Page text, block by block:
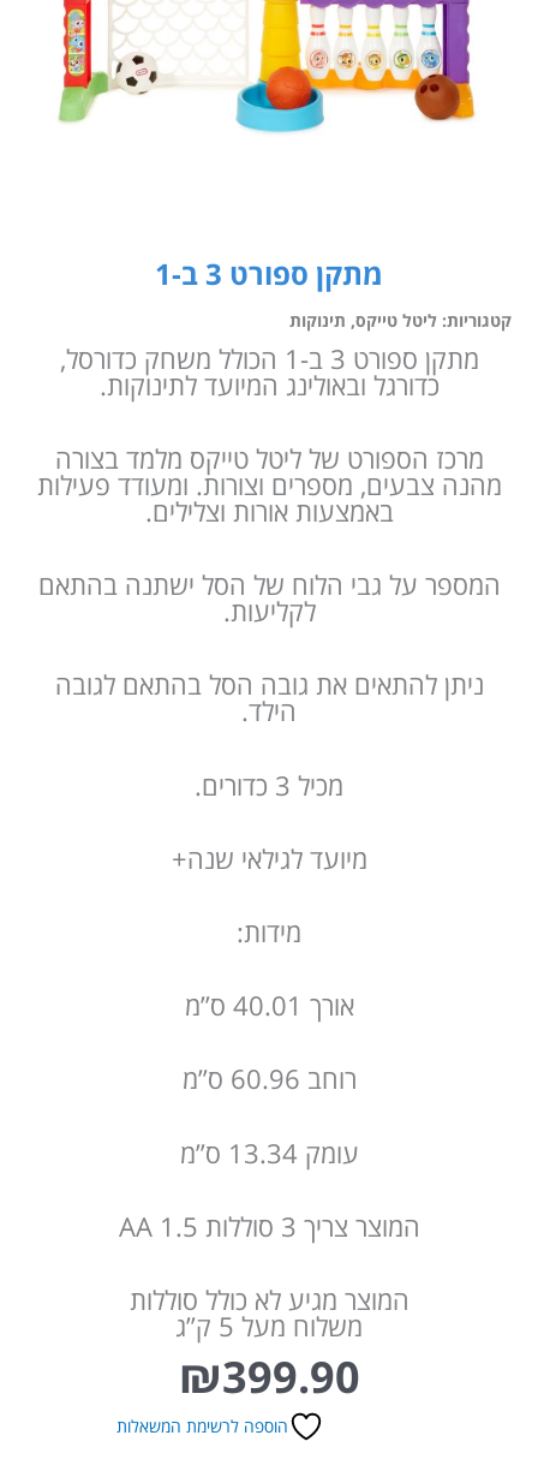
מתקן ספורט 3 ב-1
קטגוריות: ליטל טייקס, תינוקות
מתקן ספורט 3 ב-1 הכולל משחק כדורסל,
כדורגל ובאולינג המיועד לתינוקות.
מרכז הספורט של ליטל טייקס מלמד בצורה
מהנה צבעים, מספרים וצורות. ומעודד פעילות
באמצעות אורות וצלילים.
המספר על גבי הלוח של הסל ישתנה בהתאם
לקליעות.
ניתן להתאים את גובה הסל בהתאם לגובה
הילד.
מכיל 3 כדורים.
מיועד לגילאי שנה+
מידות:
אורך 40.01 ס”מ
רוחב 60.96 ס”מ
עומק 13.34 ס”מ
המוצר צריך 3 סוללות 1.5 AA
המוצר מגיע לא כולל סוללות
משלוח מעל 5 ק”ג
₪399.90
הוספה לרשימת המשאלות